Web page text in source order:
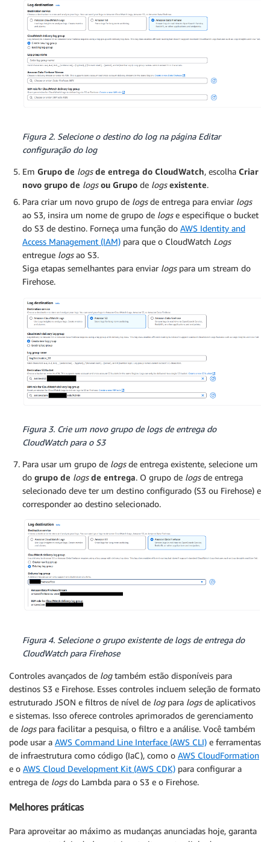
Figura 2. Selecione o destino do log na página Editar
configuração do log
Em Grupo de logsde entrega do CloudWatch, escolha Criar
novo grupo de logsou Grupo de logsexistente.
Para criar um novo grupo de logsde entrega para enviar logs
ao S3, insira um nome de grupo de logse especifique o bucket
do S3 de destino. Forneça uma função do AWS Identity and
Access Management (IAM) para que o CloudWatch Logs
entregue logsao S3.
Siga etapas semelhantes para enviar logspara um stream do
Firehose.
Figura 3. Crie um novo grupo de logsde entrega do
CloudWatch para o S3
Para usar um grupo de logsde entrega existente, selecione um
do grupo de logsde entrega. O grupo de logsde entrega
selecionado deve ter um destino configurado (S3 ou Firehose) e
corresponder ao destino selecionado.
Figura 4. Selecione o grupo existente de logsde entrega do
CloudWatch para Firehose
Controles avançados de logtambém estão disponíveis para
destinos S3 e Firehose. Esses controles incluem seleção de formato
estruturado JSON e filtros de nível de log para logsde aplicativos
e sistemas. Isso oferece controles aprimorados de gerenciamento
de logspara facilitar a pesquisa, o filtro e a análise. Você também
pode usar a AWS Command Line Interface (AWS CLI) e ferramentas
de infraestrutura como código (IaC), como o AWS CloudFormation
e o AWS Cloud Development Kit (AWS CDK) para configurar a
entrega de logsdo Lambda para o S3 e o Firehose.
Melhores práticas
Para aproveitar ao máximo as mudanças anunciadas hoje, garanta